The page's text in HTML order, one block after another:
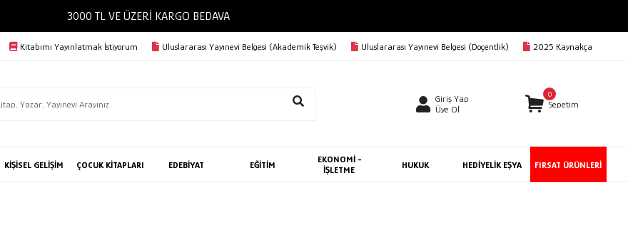
3000 TL VE ÜZERİ KARGO BEDAVA
Kitabımı Yayınlatmak İstiyorum Uluslararası Yayınevi Belgesi (Akademik Teşvik) Uluslararası Yayınevi Belgesi (Doçentlik) 2025 Kaynakça
Giriş Yap
Üye Ol
0
Sepetim
KİŞİSEL GELİŞİM ÇOCUK KİTAPLARI EDEBİYAT EĞİTİM
EKONOMİ -
İŞLETME
HUKUK HEDİYELİK EŞYA FIRSAT ÜRÜNLERİ